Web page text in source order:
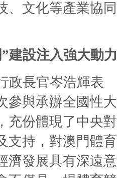
、文化等產業協同
建設注入強大動力
政長官岑浩輝表
參與承辦全國性大
充份體現了中央對
支持，對澳門體育
濟發展具有深遠意